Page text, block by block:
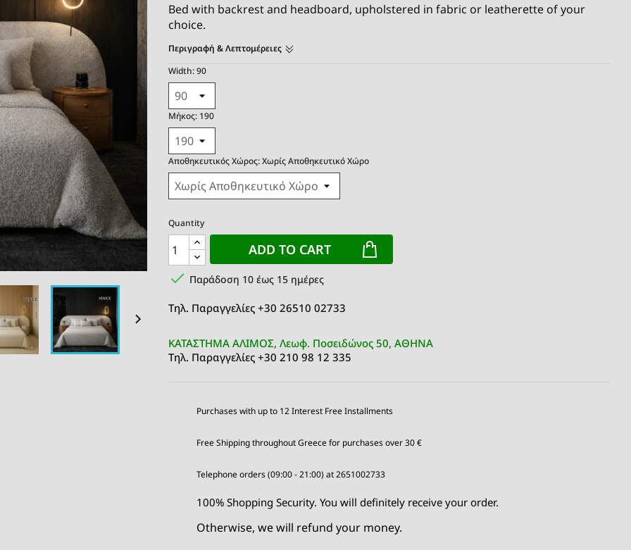

Bed with backrest and headboard, upholstered in fabric or leatherette of your
choice.
Περιγραφή & Λεπτομέρειες
Width: 90
Μήκος: 190
Αποθηκευτικός Χώρος: Χωρίς Αποθηκευτικό Χώρο
Quantity
ADD TO CART
 Παράδοση 10 έως 15 ημέρες
Τηλ. Παραγγελίες +30 26510 02733
ΚΑΤΑΣΤΗΜΑ ΑΛΙΜΟΣ, Λεωφ. Ποσειδώνος 50, ΑΘΗΝΑ
Τηλ. Παραγγελίες +30 210 98 12 335
Purchases with up to 12 Interest Free Installments
Free Shipping throughout Greece for purchases over 30 €
Telephone orders (09:00 - 21:00) at 2651002733
100% Shopping Security. You will definitely receive your order.
Otherwise, we will refund your money.